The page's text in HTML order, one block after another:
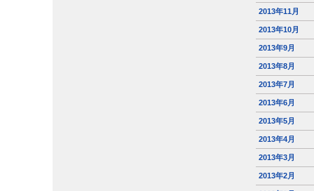
2013年11月
2013年10月
2013年9月
2013年8月
2013年7月
2013年6月
2013年5月
2013年4月
2013年3月
2013年2月